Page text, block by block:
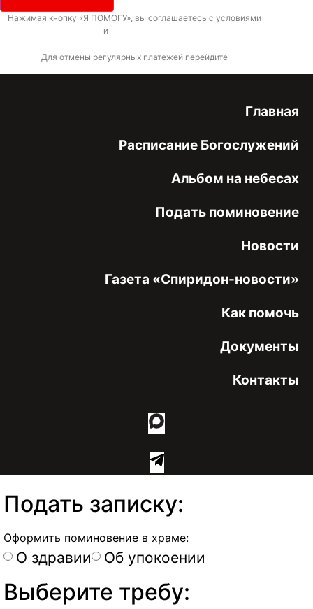
Нажимая кнопку «Я ПОМОГУ», вы соглашаетесь с условиями
и
Для отмены регулярных платежей перейдите
Главная
Расписание Богослужений
Альбом на небесах
Подать поминовение
Новости
Газета «Спиридон-новости»
Как помочь
Документы
Контакты
Подать записку:
Оформить поминовение в храме:
О здравии Об упокоении
Выберите требу: